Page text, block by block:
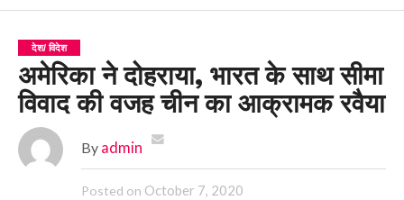
देश/ विदेश
अमेरिका ने दोहराया, भारत के साथ सीमा
विवाद की वजह चीन का आक्रामक रवैया
By admin
Posted on October 7, 2020